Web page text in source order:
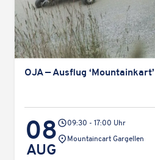
OJA — Ausflug ‘Moun­tain­k­art’
08
AUG
09:30 - 17:00 Uhr
Veranstaltungsort:
Mountaincart Gargellen